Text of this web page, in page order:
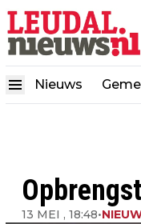
Nieuws
13 MEI , 18:48•